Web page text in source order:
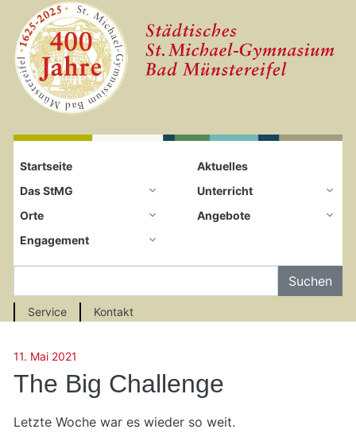
Zum Seiteninhalt springen
Startseite
Startseite
Aktuelles
Das StMG
Unterricht
Orte
Angebote
Engagement
Service Kontakt
11. Mai 2021
The Big Challenge
Letzte Woche war es wieder so weit.